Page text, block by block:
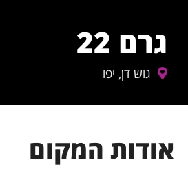
גרם 22
גוש דן, יפו
אודות המקום